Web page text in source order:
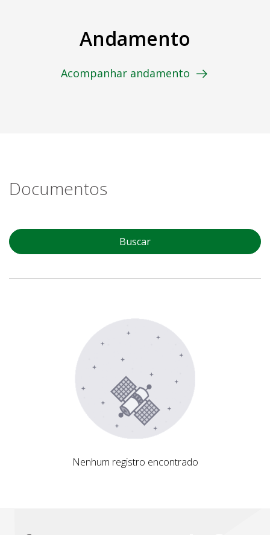
Andamento
Acompanhar andamento
Documentos
Buscar
Nenhum registro encontrado
Nenhum registro encontrado